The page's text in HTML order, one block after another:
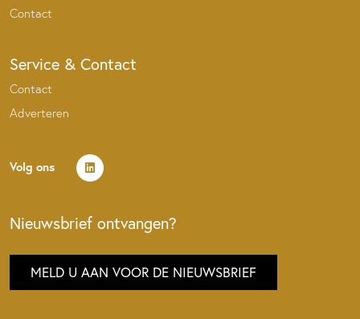
Contact
Service & Contact
Contact
Adverteren
Volg ons
Nieuwsbrief ontvangen?
MELD U AAN VOOR DE NIEUWSBRIEF